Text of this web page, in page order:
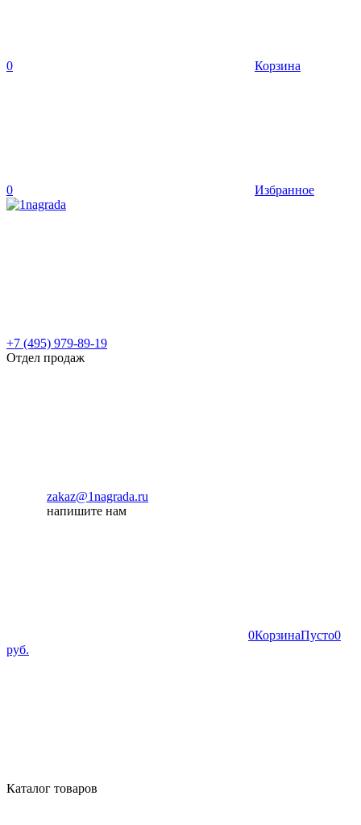
0 Корзина
0 Избранное
+7 (495) 979-89-19
Отдел продаж
zakaz@1nagrada.ru
напишите нам
0КорзинаПусто0
руб.
Каталог товаров